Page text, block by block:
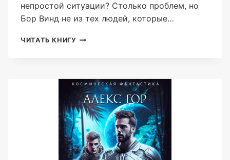
непростой ситуации? Столько проблем, но
Бор Винд не из тех людей, которые…
ЧИТАТЬ КНИГУ ДИКИЙ
(АЛЕКС
ГОР)